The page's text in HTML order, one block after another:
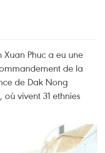
Xuan Phuc a eu une
de la
de Dak Nong
vivent 31 ethnies